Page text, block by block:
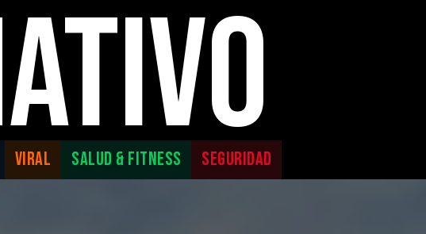
VIRAL SALUD & FITNESS SEGURIDAD